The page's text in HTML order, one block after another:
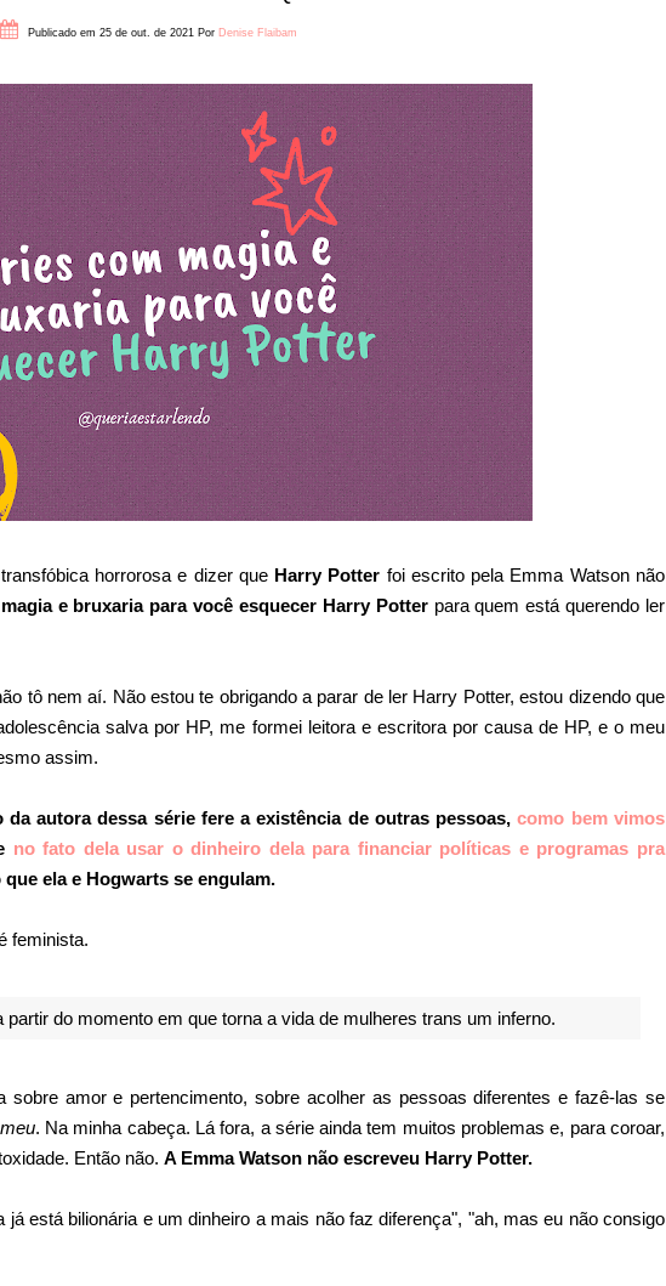
Publicado em 25 de out. de 2021 Por Denise Flaibam
horrorosa e dizer que Harry Potter foi escrito pela Emma Watson não
e bruxaria para você esquecer Harry Potter para quem está querendo ler
tô nem aí. Não estou te obrigando a parar de ler Harry Potter, estou dizendo que
salva por HP, me formei leitora e escritora por causa de HP, e o meu
assim.
autora dessa série fere a existência de outras pessoas,como bem vimos
no fato dela usar o dinheiro dela para financiar políticas e programas pra
que ela e Hogwarts se engulam.
feminista.
do momento em que torna a vida de mulheres trans um inferno.
amor e pertencimento, sobre acolher as pessoas diferentes e fazê-las se
. Na minha cabeça. Lá fora, a série ainda tem muitos problemas e, para coroar,
Então não. A Emma Watson não escreveu Harry Potter.
está bilionária e um dinheiro a mais não faz diferença", "ah, mas eu não consigo